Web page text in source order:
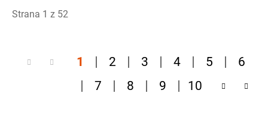
Strana 1 z 52
1 2 3 4 5
6
7
8 9 10